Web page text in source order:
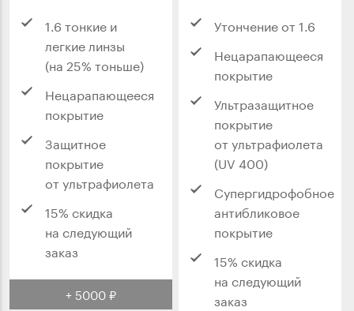
1.6 тонкие и
легкие линзы
(на 25% тоньше)
Нецарапающееся
покрытие
Защитное
покрытие
от ультрафиолета
15% скидка
на следующий
заказ
+ 5000 ₽
Утончение от 1.6
Нецарапающееся
покрытие
Ультразащитное
покрытие
от ультрафиолета
(UV 400)
Супергидрофобное
антибликовое
покрытие
15% скидка
на следующий
заказ